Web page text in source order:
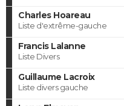
Charles Hoareau
Liste d'extrême-gauche
Francis Lalanne
Liste Divers
Guillaume Lacroix
Liste divers gauche